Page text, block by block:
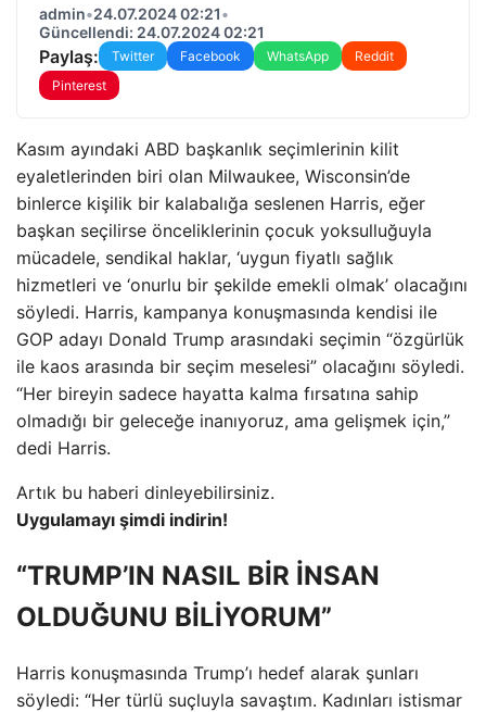
admin•24.07.2024 02:21•
Güncellendi: 24.07.2024 02:21
Paylaş: Twitter Facebook WhatsApp
Reddit
Pinterest
Kasım ayındaki ABD başkanlık seçimlerinin kilit
eyaletlerinden biri olan Milwaukee, Wisconsin’de
binlerce kişilik bir kalabalığa seslenen Harris, eğer
başkan seçilirse önceliklerinin çocuk yoksulluğuyla
mücadele, sendikal haklar, ‘uygun fiyatlı sağlık
hizmetleri ve ‘onurlu bir şekilde emekli olmak’ olacağını
söyledi. Harris, kampanya konuşmasında kendisi ile
GOP adayı Donald Trump arasındaki seçimin “özgürlük
ile kaos arasında bir seçim meselesi” olacağını söyledi.
“Her bireyin sadece hayatta kalma fırsatına sahip
olmadığı bir geleceğe inanıyoruz, ama gelişmek için,”
dedi Harris.
Artık bu haberi dinleyebilirsiniz.
Uygulamayı şimdi indirin!
“TRUMP’IN NASIL BİR İNSAN
OLDUĞUNU BİLİYORUM”
Harris konuşmasında Trump’ı hedef alarak şunları
söyledi: “Her türlü suçluyla savaştım. Kadınları istismar